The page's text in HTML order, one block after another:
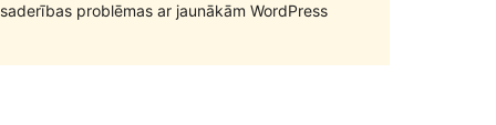
problēmas ar jaunākām WordPress